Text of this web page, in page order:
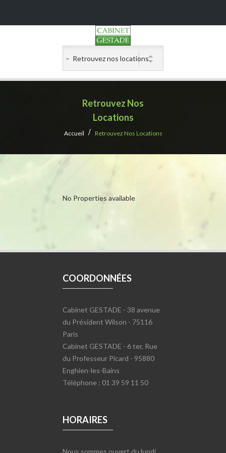
Retrouvez Nos
Locations
Accueil Retrouvez Nos Locations
No Properties available
COORDONNÉES
Cabinet GESTADE - 38 avenue
du Président Wilson - 75116
Paris
Cabinet GESTADE - 6 ter, Rue
du Professeur Picard - 95880
Enghien-les-Bains
Téléphone : 01 39 59 11 50
HORAIRES
Nous sommes ouvert du lundi